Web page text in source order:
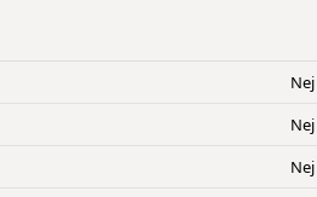
Nej
Nej
Nej